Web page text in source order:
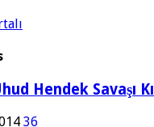
Hendek Savaşı
36